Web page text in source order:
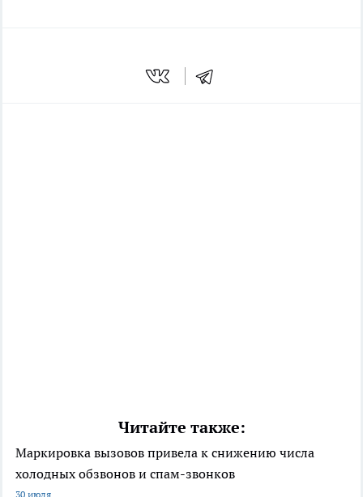
Читайте также:
Маркировка вызовов привела к снижению числа
холодных обзвонов и спам-звонков
30 июля